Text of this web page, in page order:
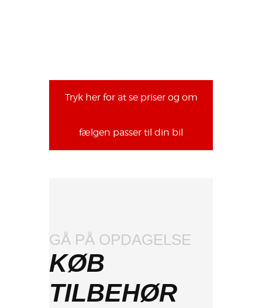
Tryk her for at se priser og om
fælgen passer til din bil
GÅ PÅ OPDAGELSE
KØB
TILBEHØR